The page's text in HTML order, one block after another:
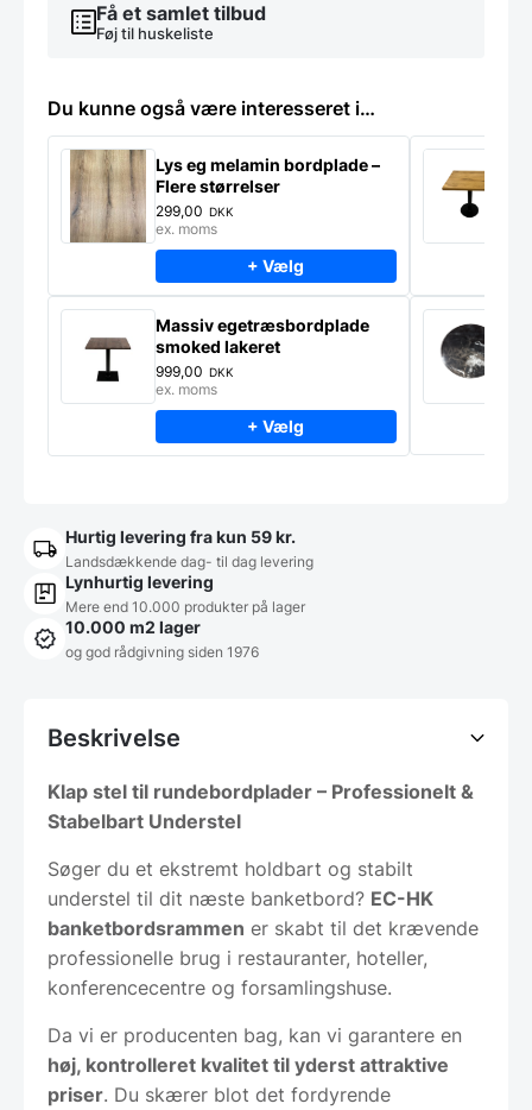
Få et samlet tilbud
Føj til huskeliste
Du kunne også være interesseret i…
Lys eg melamin bordplade –
Flere størrelser
299,00 DKK
ex. moms
+ Vælg
Massiv egetræsbordplade
smoked lakeret
999,00 DKK
ex. moms
+ Vælg
Hurtig levering fra kun 59 kr.
Landsdækkende dag- til dag levering
Lynhurtig levering
Mere end 10.000 produkter på lager
10.000 m2 lager
og god rådgivning siden 1976
Beskrivelse
Klap stel til rundebordplader – Professionelt &
Stabelbart Understel
Søger du et ekstremt holdbart og stabilt
understel til dit næste banketbord? EC-HK
banketbordsrammen er skabt til det krævende
professionelle brug i restauranter, hoteller,
konferencecentre og forsamlingshuse.
Da vi er producenten bag, kan vi garantere en
høj, kontrolleret kvalitet til yderst attraktive
priser. Du skærer blot det fordyrende